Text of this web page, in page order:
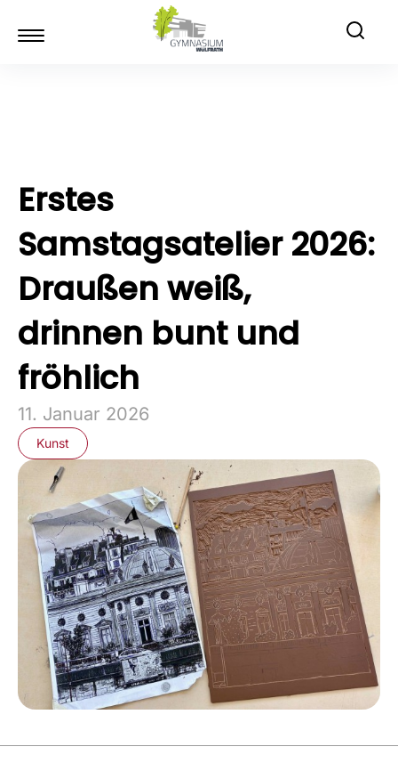
Erstes
Samstagsatelier 2026:
Draußen weiß,
drinnen bunt und
fröhlich
11. Januar 2026
Kunst